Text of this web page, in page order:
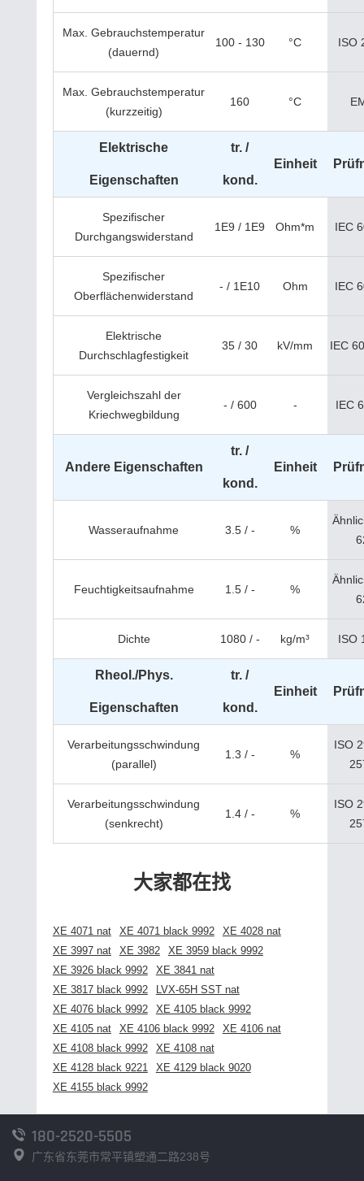
Max. Gebrauchstemperatur
(dauernd)
100 - 130 °C ISO
Max. Gebrauchstemperatur
(kurzzeitig)
160 °C
Elektrische
Eigenschaften
tr. /
kond.
Einheit
Spezifischer
Durchgangswiderstand
1E9 / 1E9 Ohm*m IEC
Spezifischer
Oberflächenwiderstand
- / 1E10 Ohm IEC
Elektrische
Durchschlagfestigkeit
35 / 30 kV/mm IEC
Vergleichszahl der
Kriechwegbildung
- / 600 - IEC
Andere Eigenschaften
tr. /
kond.
Einheit
Wasseraufnahme 3.5 / - %
Feuchtigkeitsaufnahme 1.5 / - %
Dichte 1080 / - kg/m³ ISO
Rheol./Phys.
Eigenschaften
tr. /
kond.
Einheit
Verarbeitungsschwindung
(parallel)
1.3 / - %
ISO
Verarbeitungsschwindung
(senkrecht)
1.4 / - %
ISO
大家都在找
XE 4071 nat XE 4071 black 9992
XE 4028 nat
XE 3997 nat
XE 3982
XE 3959 black 9992
XE 3926 black 9992
XE 3841 nat
XE 3817 black 9992
LVX-65H SST nat
XE 4076 black 9992
XE 4105 black 9992
XE 4105 nat
XE 4106 black 9992
XE 4106 nat
XE 4108 black 9992
XE 4108 nat
XE 4128 black 9221
XE 4129 black 9020
XE 4155 black 9992
180-2520-5505
广东省东莞市常平镇塑通二路238号